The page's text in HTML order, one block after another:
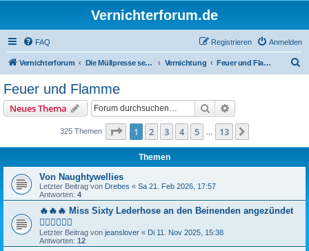
Vernichterforum.de
FAQ Anmelden
Registrieren
Vernichterforum Die Müllpresse sei mit Dir... Vernichtung Feuer und Flamme
Feuer und Flamme
Neues Thema Suche
325 Themen Seite 1von 13
1 2 3 4 5 13
Themen
Von Naughtywellies
Letzter Beitrag von Drebes « Sa 21. Feb 2026, 17:57
Antworten: 4
🔥🔥🔥 Miss Sixty Lederhose an den Beinenden angezündet
❤️‍🔥❤️‍🔥❤️‍🔥
Letzter Beitrag von jeanslover « Di 11. Nov 2025, 15:38
Antworten: 12